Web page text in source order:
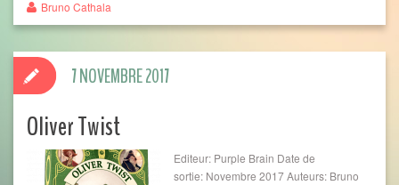
Bruno Cathala
Oliver Twist
Editeur: Purple Brain Date de
sortie: Novembre 2017 Auteurs: Bruno
7 NOVEMBRE 2017